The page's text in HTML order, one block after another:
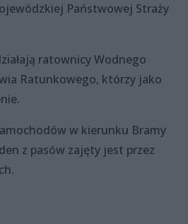
Państwowej Straży
ratownicy Wodnego
Ratunkowego, którzy jako
w kierunku Bramy
z pasów zajęty jest przez